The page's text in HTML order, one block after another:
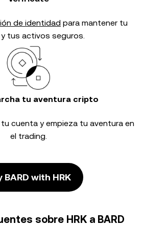
de identidad para mantener tu
tus activos seguros.
tu aventura cripto
cuenta y empieza tu aventura en
el trading.
BARD with HRK
sobre HRK a BARD